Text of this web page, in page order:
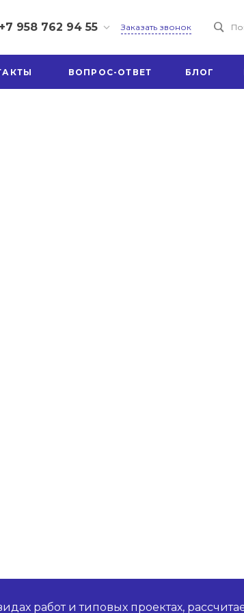
+7 958 762 94 55
ул.
Заказать звонок
ВОПРОС-ОТВЕТ БЛОГ
работ и типовых проектах,